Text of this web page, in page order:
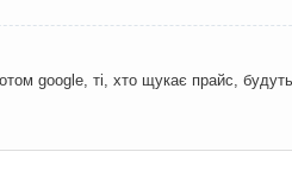
google, ті, хто щукає прайс,